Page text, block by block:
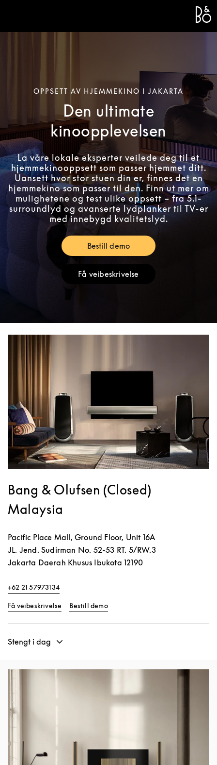
OPPSETT AV HJEMMEKINO I JAKARTA
Den ultimate
kinoopplevelsen
La våre lokale eksperter veilede deg til et
hjemmekinooppsett som passer hjemmet ditt.
Uansett hvor stor stuen din er, finnes det en
hjemmekino som passer til den. Finn ut mer om
mulighetene og test ulike oppsett – fra 5.1-
surroundlyd og avanserte lydplanker til TV-er
med innebygd kvalitetslyd.
Bestill demoLink Opens in New Tab
Få veibeskrivelseLink Opens in New Tab
Bang & Olufsen (Closed)
Malaysia
Pacific Place Mall, Ground Floor, Unit 16A
JL. Jend. Sudirman No. 52-53 RT. 5/RW.3
Jakarta Daerah Khusus Ibukota 12190
+62 21 57973134
Få veibeskrivelse Link Opens in New Tab
Bestill demoLink Opens in New Tab
Stengt i dag
Bilde av arrangement